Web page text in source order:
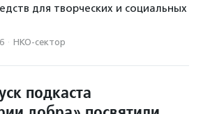
для творческих и социальных
· НКО-сектор
подкаста